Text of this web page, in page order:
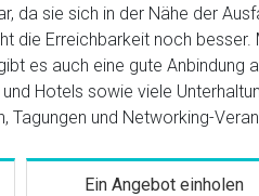
da sie sich in der Nähe der
die Erreichbarkeit noch besser.
es auch eine gute Anbindung
Hotels sowie viele
Tagungen und Networking-
Ein Angebot einholen